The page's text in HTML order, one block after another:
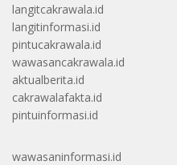
langitcakrawala.id
langitinformasi.id
pintucakrawala.id
wawasancakrawala.id
aktualberita.id
cakrawalafakta.id
pintuinformasi.id
wawasaninformasi.id